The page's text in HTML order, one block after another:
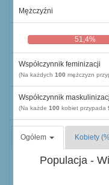
Mężczyźni
51,4%
Współczynnik feminizacji
(Na każdych 100 mężczyzn
Współczynnik
(Na każde 100 kobiet przypada
Ogółem Kobiety
Populacja -